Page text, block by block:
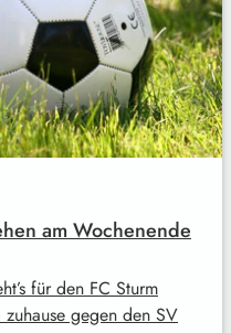
am Wochenende
für den FC Sturm
gegen den SV